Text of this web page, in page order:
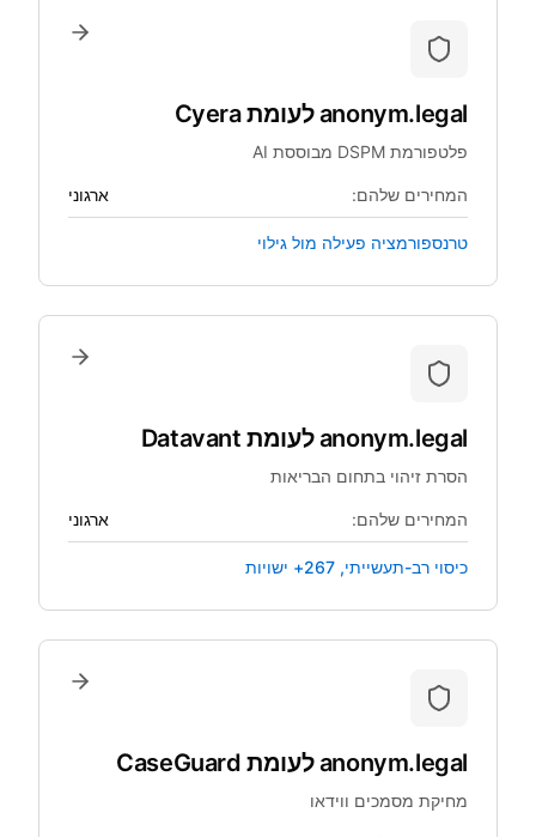
anonym.legal לעומתCyera
פלטפורמת DSPM מבוססת AI
המחירים שלהם: ארגוני
טרנספורמציה פעילה מול גילוי
anonym.legal לעומת Datavant
הסרת זיהוי בתחום הבריאות
המחירים שלהם: ארגוני
כיסוי רב-תעשייתי, 267+ ישויות
anonym.legal לעומת CaseGuard
מחיקת מסמכים ווידאו